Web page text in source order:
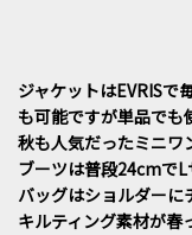
ジャケットはEVRISで
も可能ですが単品でも
秋も人気だったミニワ
ブーツは普段24cmでL
バッグはショルダーに
キルティング素材が春